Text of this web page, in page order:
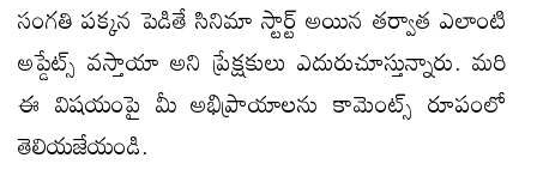
సంగతి పక్కన పెడితే సినిమా స్టార్ట్ అయిన తర్వాత ఎలాంటి
అప్డేట్స్ వస్తాయా అని ప్రేక్షకులు ఎదురుచూస్తున్నారు. మరి
ఈ విషయంపై మీ అభిప్రాయాలను కామెంట్స్ రూపంలో
తెలియజేయండి.